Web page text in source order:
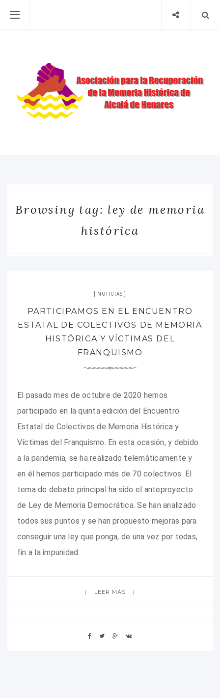
Browsing tag: ley de memoria
histórica
NOTICIAS
PARTICIPAMOS EN EL ENCUENTRO
ESTATAL DE COLECTIVOS DE MEMORIA
HISTÓRICA Y VÍCTIMAS DEL
FRANQUISMO
El pasado mes de octubre de 2020 hemos
participado en la quinta edición del Encuentro
Estatal de Colectivos de Memoria Histórica y
Víctimas del Franquismo. En esta ocasión, y debido
a la pandemia, se ha realizado telemáticamente y
en él hemos participado más de 70 colectivos. El
tema de debate principal ha sido el anteproyecto
de Ley de Memoria Democrática. Se han analizado
todos sus puntos y se han propuesto mejoras para
conseguir una ley que ponga, de una vez por todas,
fin a la impunidad
LEER MÁS